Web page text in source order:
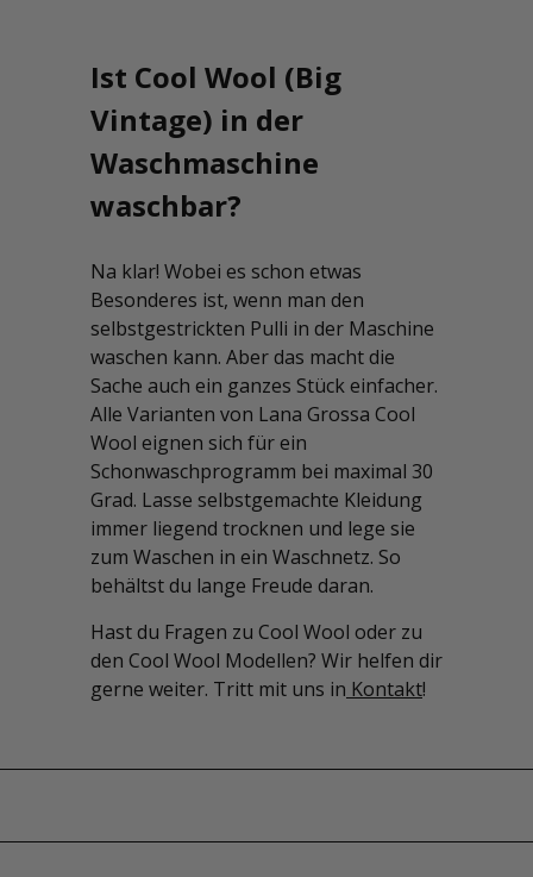
Ist Cool Wool (Big
Vintage) in der
Waschmaschine
waschbar?
Na klar! Wobei es schon etwas
Besonderes ist, wenn man den
selbstgestrickten Pulli in der Maschine
waschen kann. Aber das macht die
Sache auch ein ganzes Stück einfacher.
Alle Varianten von Lana Grossa Cool
Wool eignen sich für ein
Schonwaschprogramm bei maximal 30
Grad. Lasse selbstgemachte Kleidung
immer liegend trocknen und lege sie
zum Waschen in ein Waschnetz. So
behältst du lange Freude daran.
Hast du Fragen zu Cool Wool oder zu
den Cool Wool Modellen? Wir helfen dir
gerne weiter. Tritt mit uns in Kontakt!